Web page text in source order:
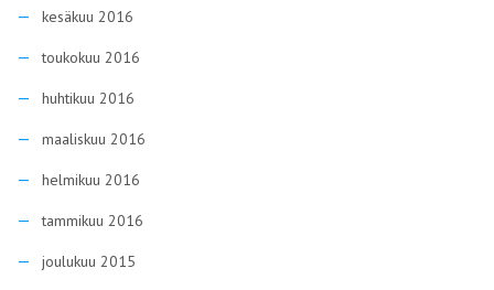
kesäkuu 2016
toukokuu 2016
huhtikuu 2016
maaliskuu 2016
helmikuu 2016
tammikuu 2016
joulukuu 2015